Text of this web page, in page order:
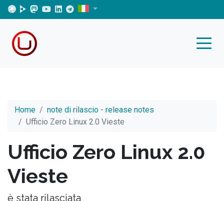
Home
note di rilascio - release notes
Ufficio Zero Linux 2.0 Vieste
Ufficio Zero Linux 2.0
Vieste
è stata rilasciata